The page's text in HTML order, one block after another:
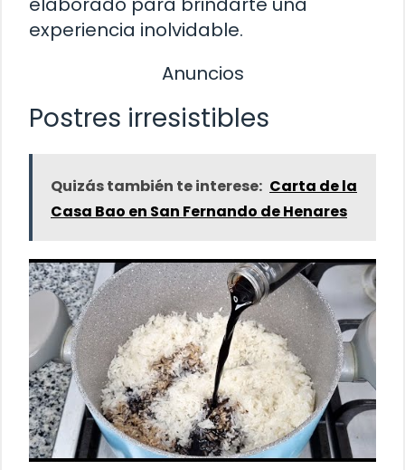
experiencia inolvidable.
Anuncios
Postres irresistibles
Quizás también te interese: Carta de la
Casa Bao en San Fernando de Henares